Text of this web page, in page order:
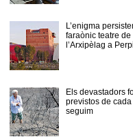
L’enigma
faraònic teatre de
l’Arxipèlag a
Els devastadors
previstos de cada
seguim